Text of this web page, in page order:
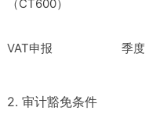
（CT600）
VAT申报 季
2. 审计豁免条件